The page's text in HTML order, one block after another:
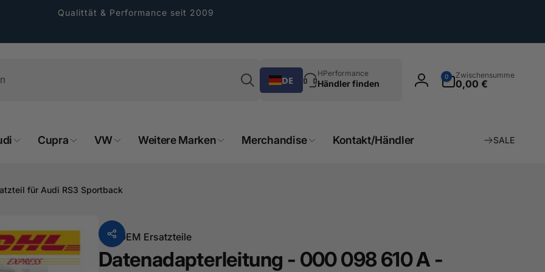
Qualittät & Performance seit 2009
Suchen
DE
HPerformance
Händler finden Einloggen
0
Artikel
Zwischensumme
0,00 €
Cupra VW Weitere Marken Merchandise Kontakt/Händler SALE
für Audi RS3 Sportback
VonOEM Ersatzteile
Datenadapterleitung - 000 098 610 A -
GmbH